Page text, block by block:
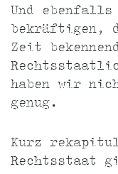
Und ebenfalls
bekräftigen,
Zeit
haben wir
genug.
Kurz
Rechtsstaat